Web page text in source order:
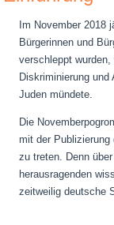
Im November 2018
Bürgerinnen und
verschleppt
Diskriminierung
Juden mündete.
Die
mit der
zu treten. Denn
herausragenden
zeitweilig deutsche